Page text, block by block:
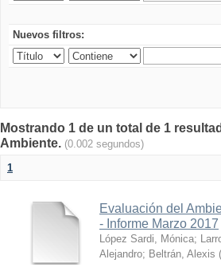
Nuevos filtros:
Mostrando 1 de un total de 1
Ambiente. (0.002 segundos)
1
Evaluación del
- Informe Marzo 2017
López Sardi, Mónica;
Alejandro; Beltrán, Alexis (